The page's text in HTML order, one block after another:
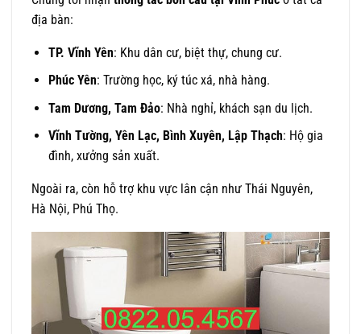
địa bàn:
TP. Vĩnh Yên: Khu dân cư, biệt thự, chung cư.
Phúc Yên: Trường học, ký túc xá, nhà hàng.
Tam Dương, Tam Đảo: Nhà nghỉ, khách sạn du lịch.
Vĩnh Tường, Yên Lạc, Bình Xuyên, Lập Thạch: Hộ gia
đình, xưởng sản xuất.
Ngoài ra, còn hỗ trợ khu vực lân cận như Thái Nguyên,
Hà Nội, Phú Thọ.